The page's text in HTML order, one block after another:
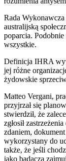
Rada
australijską
poparcia.
wszystkie.
Definicja IHRA
jej różne
żydowskie
Matteo Vergani,
przyjrzał się
stwierdził, że
zgłosił
zdaniem,
wykorzystany do
także, że jeśli
jako badacza